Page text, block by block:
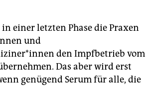
einer letzten Phase die Praxen
und
den Impfbetrieb vom
Das aber wird erst
genügend Serum für alle, die